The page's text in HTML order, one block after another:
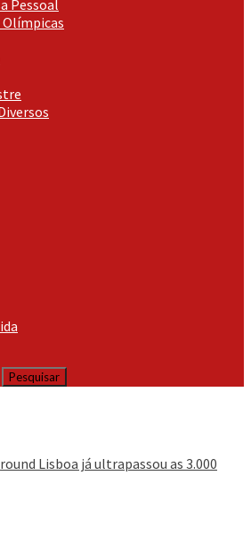
Pessoal
Olímpicas
Lisboa já ultrapassou as 3.000